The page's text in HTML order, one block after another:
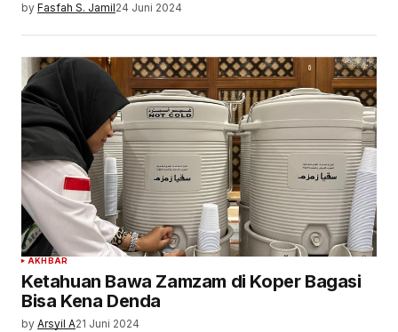
by Fasfah S. Jamil24 Juni 2024
AKHBAR
Ketahuan Bawa Zamzam di Koper Bagasi
Bisa Kena Denda
by Arsyil A21 Juni 2024